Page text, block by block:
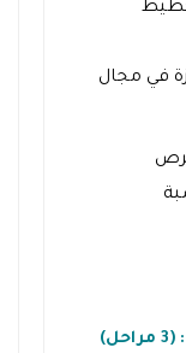
في مجال